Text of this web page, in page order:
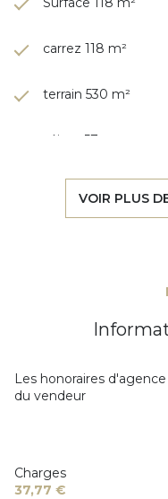
carrez 118 m²
terrain 530 m²
séjour 57 m²
cuisine américaine
VOIR PLUS
Les honoraires
du vendeur
Charges
37,77 €